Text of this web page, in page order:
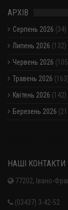
АРХІВ
Серпень 2026 (34)
Липень 2026 (132)
Червень 2026
Травень 2026 (163)
Квітень 2026 (142)
Березень 2026
НАШІ КОНТАКТИ
77202, Івано-
(03437) 3-42-52